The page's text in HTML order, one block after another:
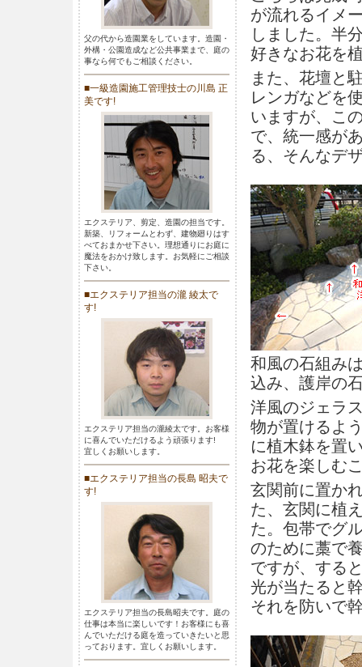
が流れるイメ
しました。半
好きなお花を
また、花壇と
レンガなどを
いますが、こ
で、統一感が
る、そんなデ
和風の石組み
込み、護岸の
洋風のジェラ
物が置けるよ
に植木鉢を置
お花を楽しむ
玄関前に置か
た、玄関に植
た。包帯でグ
のために藁で
ですが、する
光が当たると
それを防いで
父の代から造園業をしています。造園・
外構・公園造成など公共事業まで、庭の
事なら何でもご相談ください。
■一級造園施工管理技士の川島 正
美です!
エクステリア、剪定、造園の担当です。
新築、リフォームとわず、建物廻りはす
べておまかせ下さい。理想通りにお庭に
魔法をおかけ致します。お気軽にご相談
下さい。
■エクステリア担当の瀧 綾太で
す!
エクステリア担当の瀧綾太です。お客様
に喜んでいただけるよう頑張ります!
宜しくお願いします。
■エクステリア担当の長島 昭夫で
す!
エクステリア担当の長島昭夫です。庭の
仕事は本当に楽しいです！お客様にも喜
んでいただける庭を造っていきたいと思
っております。宜しくお願いします。